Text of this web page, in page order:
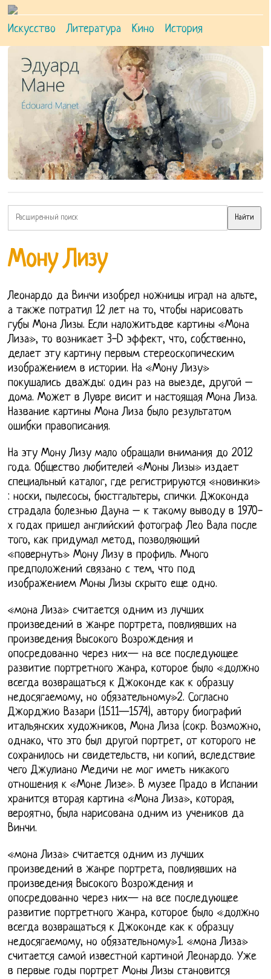
Искусство Литература Кино История
Мону Лизу
Леонардо да Винчи изобрел ножницы играл на альте,
а также потратил 12 лет на то, чтобы нарисовать
губы Мона Лизы. Если наложитьдве картины «Мона
Лиза», то возникает 3-D эффект, что, собственно,
делает эту картину первым стереоскопическим
изображением в истории. На «Мону Лизу»
покушались дважды: один раз на выезде, другой –
дома. Может в Лувре висит и настоящая Мона Лиза.
Название картины Мона Лиза было результатом
ошибки правописания.
На эту Мону Лизу мало обращали внимания до 2012
года. Общество любителей «Моны Лизы» издает
специальный каталог, где регистрируются «новинки»
: носки, пылесосы, бюстгальтеры, спички. Джоконда
страдала болезнью Дауна – к такому выводу в 1970-
х годах пришел английский фотограф Лео Вала после
того, как придумал метод, позволяющий
«повернуть» Мону Лизу в профиль. Много
предположений связано с тем, что под
изображением Моны Лизы скрыто еще одно.
«мона Лиза» считается одним из лучших
произведений в жанре портрета, повлиявших на
произведения Высокого Возрождения и
опосредованно через них— на все последующее
развитие портретного жанра, которое было «должно
всегда возвращаться к Джоконде как к образцу
недосягаемому, но обязательному»2. Согласно
Джорджио Вазари (1511—1574), автору биографий
итальянских художников, Мона Лиза (сокр. Возможно,
однако, что это был другой портрет, от которого не
сохранилось ни свидетельств, ни копий, вследствие
чего Джулиано Медичи не мог иметь никакого
отношения к «Моне Лизе». В музее Прадо в Испании
хранится вторая картина «Мона Лиза», которая,
вероятно, была нарисована одним из учеников да
Винчи.
«мона Лиза» считается одним из лучших
произведений в жанре портрета, повлиявших на
произведения Высокого Возрождения и
опосредованно через них— на все последующее
развитие портретного жанра, которое было «должно
всегда возвращаться к Джоконде как к образцу
недосягаемому, но обязательному»1. «мона Лиза»
считается самой известной картиной Леонардо. Уже
в первые годы портрет Моны Лизы становится